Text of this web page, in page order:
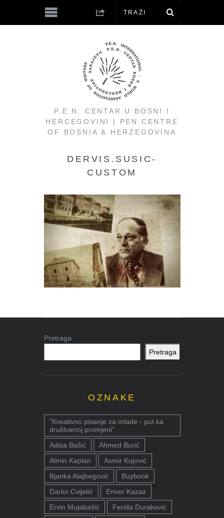
P.E.N. CENTAR U BOSNI I
HERCEGOVINI | PEN CENTRE
OF BOSNIA & HERZEGOVINA
DERVIS.SUSIC-
CUSTOM
Pretraga
Pretraga
OZNAKE
"Kreativno pisanje za mlade - put ka
društvenoj promjeni"
Adisa Bašić
Ahmed Burić
Almin Kaplan
Asmir Kujović
Bjanka Alajbegović
Buybook
Darko Cvijetić
Enver Kazaz
Ervin Mujabašić
Ferida Duraković